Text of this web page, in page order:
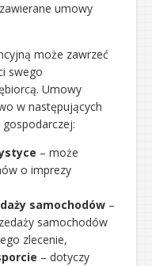
umowy
może zawrzeć
swego
Umowy
w następujących
gospodarczej:
– może
o imprezy
samochodów –
samochodów
zlecenie,
– dotyczy